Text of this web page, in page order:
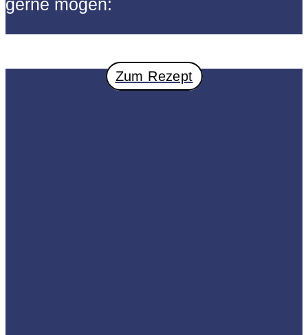
gerne mögen:
Zum Rezept